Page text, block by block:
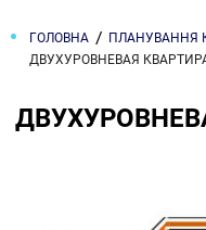
ГОЛОВНА ПЛАНУВАННЯ
ДВУХУРОВНЕВАЯ